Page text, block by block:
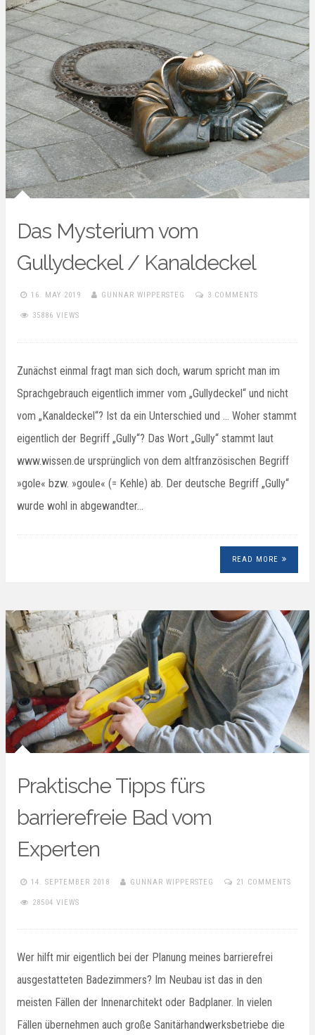
Das Mysterium vom
Gullydeckel / Kanaldeckel
16. MAY 2019 GUNNAR WIPPERSTEG 3 COMMENTS
35886 VIEWS
Zunächst einmal fragt man sich doch, warum spricht man im
Sprachgebrauch eigentlich immer vom „Gullydeckel“ und nicht
vom „Kanaldeckel“? Ist da ein Unterschied und … Woher stammt
eigentlich der Begriff „Gully“? Das Wort „Gully“ stammt laut
www.wissen.de ursprünglich von dem altfranzösischen Begriff
»gole« bzw. »goule« (= Kehle) ab. Der deutsche Begriff „Gully“
wurde wohl in abgewandter…
READ MORE
Praktische Tipps fürs
barrierefreie Bad vom
Experten
14. SEPTEMBER 2018 GUNNAR WIPPERSTEG 21 COMMENTS
28504 VIEWS
Wer hilft mir eigentlich bei der Planung meines barrierefrei
ausgestatteten Badezimmers? Im Neubau ist das in den
meisten Fällen der Innenarchitekt oder Badplaner. In vielen
Fällen übernehmen auch große Sanitärhandwerksbetriebe die